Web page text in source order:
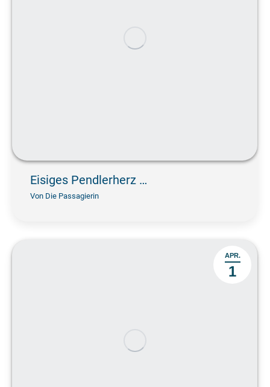
Eisiges Pendlerherz …
Von Die Passagierin
APR.
1